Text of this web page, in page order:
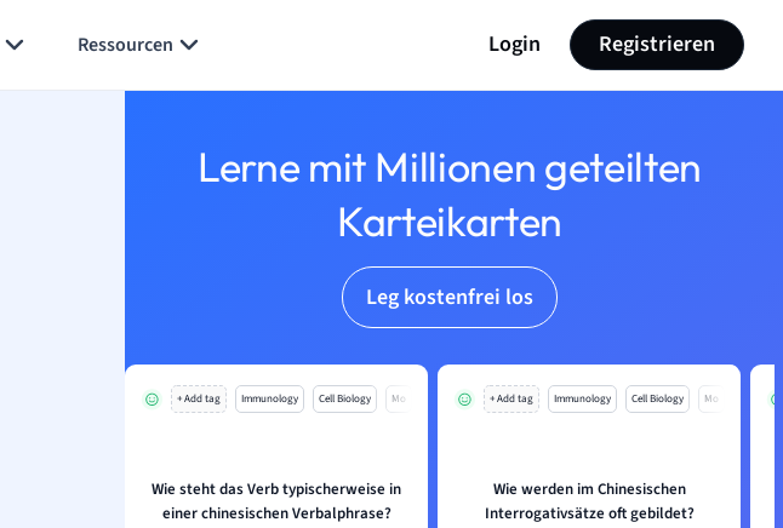
Ressourcen Login Registrieren
Lerne mit Millionen geteilten
Karteikarten
Leg kostenfrei los
+ Add tag Immunology Cell Biology Mo
Wie steht das Verb typischerweise in
einer chinesischen Verbalphrase?
+ Add tag Immunology Cell Biology Mo
Wie werden im Chinesischen
Interrogativsätze oft gebildet?